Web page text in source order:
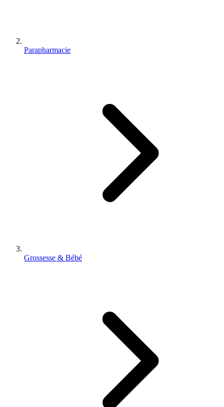
Parapharmacie
Grossesse & Bébé